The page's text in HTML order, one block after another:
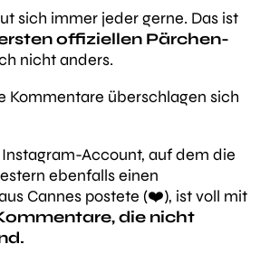
sich immer jeder gerne. Das ist
offiziellen Pärchen-
nicht anders.
Kommentare überschlagen sich
Account, auf dem die
ebenfalls einen
Cannes postete (❤️), ist voll mit
die nicht